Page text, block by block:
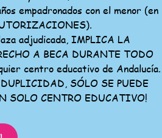
empadronados con el menor (en
adjudicada, IMPLICA LA
A BECA DURANTE TODO
centro educativo de Andalucía.
SÓLO SE PUEDE
SOLO CENTRO EDUCATIVO!